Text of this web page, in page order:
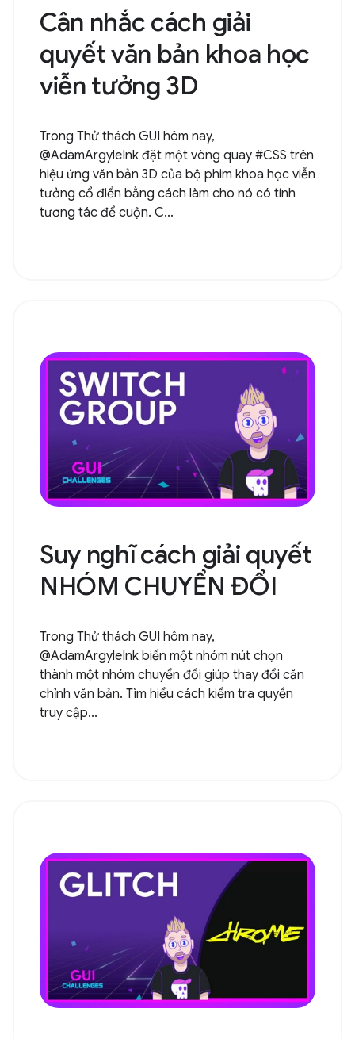
Cân nhắc cách giải
quyết văn bản khoa học
viễn tưởng 3D
Trong Thử thách GUI hôm nay,
@AdamArgyleInk đặt một vòng quay #CSS trên
hiệu ứng văn bản 3D của bộ phim khoa học viễn
tưởng cổ điển bằng cách làm cho nó có tính
tương tác để cuộn. C...
Suy nghĩ cách giải quyết
NHÓM CHUYỂN ĐỔI
Trong Thử thách GUI hôm nay,
@AdamArgyleInk biến một nhóm nút chọn
thành một nhóm chuyển đổi giúp thay đổi căn
chỉnh văn bản. Tìm hiểu cách kiểm tra quyền
truy cập...